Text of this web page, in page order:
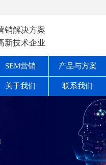
销解决方案
新技术企业
SEM营销 产品与方案
关于我们 联系我们